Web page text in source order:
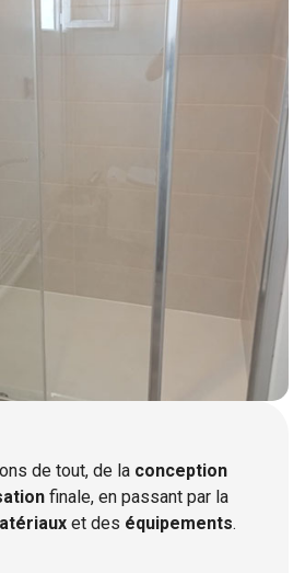
de tout, de la conception
finale, en passant par la
et des équipements.